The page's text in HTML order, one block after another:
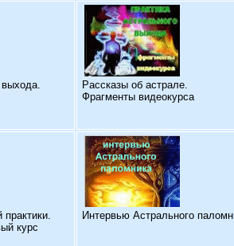
выхода.
Рассказы об астрале.
Фрагменты видеокурса
практики.
курс
Интервью Астрального